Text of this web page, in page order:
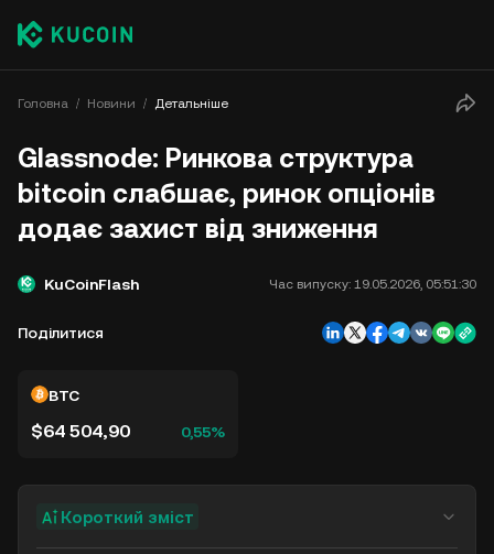
Головна Новини Детальніше
Glassnode: Ринкова структура
bitcoin слабшає, ринок опціонів
додає захист від зниження
KuCoinFlash Час випуску: 19.05.2026, 05:51:30
Поділитися
BTC
$64 504,90 0,55%
Короткий зміст